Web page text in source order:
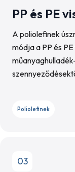
PP és PE
A poliolefinek
módja a PP és
Poliolefinek
03